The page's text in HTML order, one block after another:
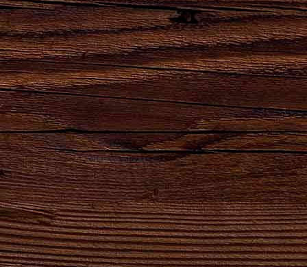
С праздником!
ПОДЕЛИТЬСЯ
Наши бренды